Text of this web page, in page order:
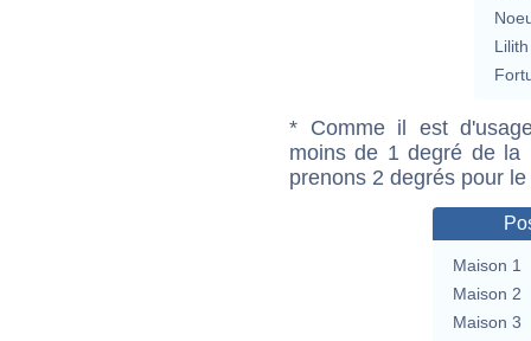
Lilith
* Comme il est
moins de 1 degré de la
prenons 2 degrés pour
Maison 1
Maison 2
Maison 3